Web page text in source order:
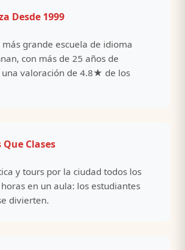
Desde 1999
grande escuela de idioma
con más de 25 años de
una valoración de 4.8★ de los
Clases
y tours por la ciudad todos los
en un aula: los estudiantes
divierten.